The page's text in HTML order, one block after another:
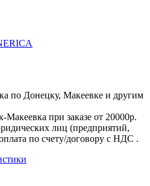
по Донецку, Макеевке и другим
Макеевка при заказе от 20000р.
лиц (предприятий,
по счету/договору с НДС .